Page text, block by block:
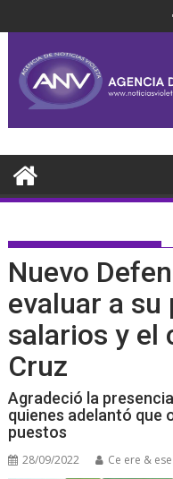
al
contenido
Nuevo
evaluar a su
salarios y el
Cruz
Agradeció la
quienes adelantó que
puestos
28/09/2022 Ce ere & ese